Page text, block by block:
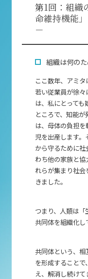
第1回：組織
命維持機能
－
組織は何の
ここ数年、アミタ
若い従業員が徐々
は、私にとっても
ところで、知能
は、母体の負担
児を出産します
から守るために
わち他の家族と協
れらが集まり社会
きました。
つまり、人類は「
共同体を組織化し
共同体という、相
を形成すること
え、解消し続け